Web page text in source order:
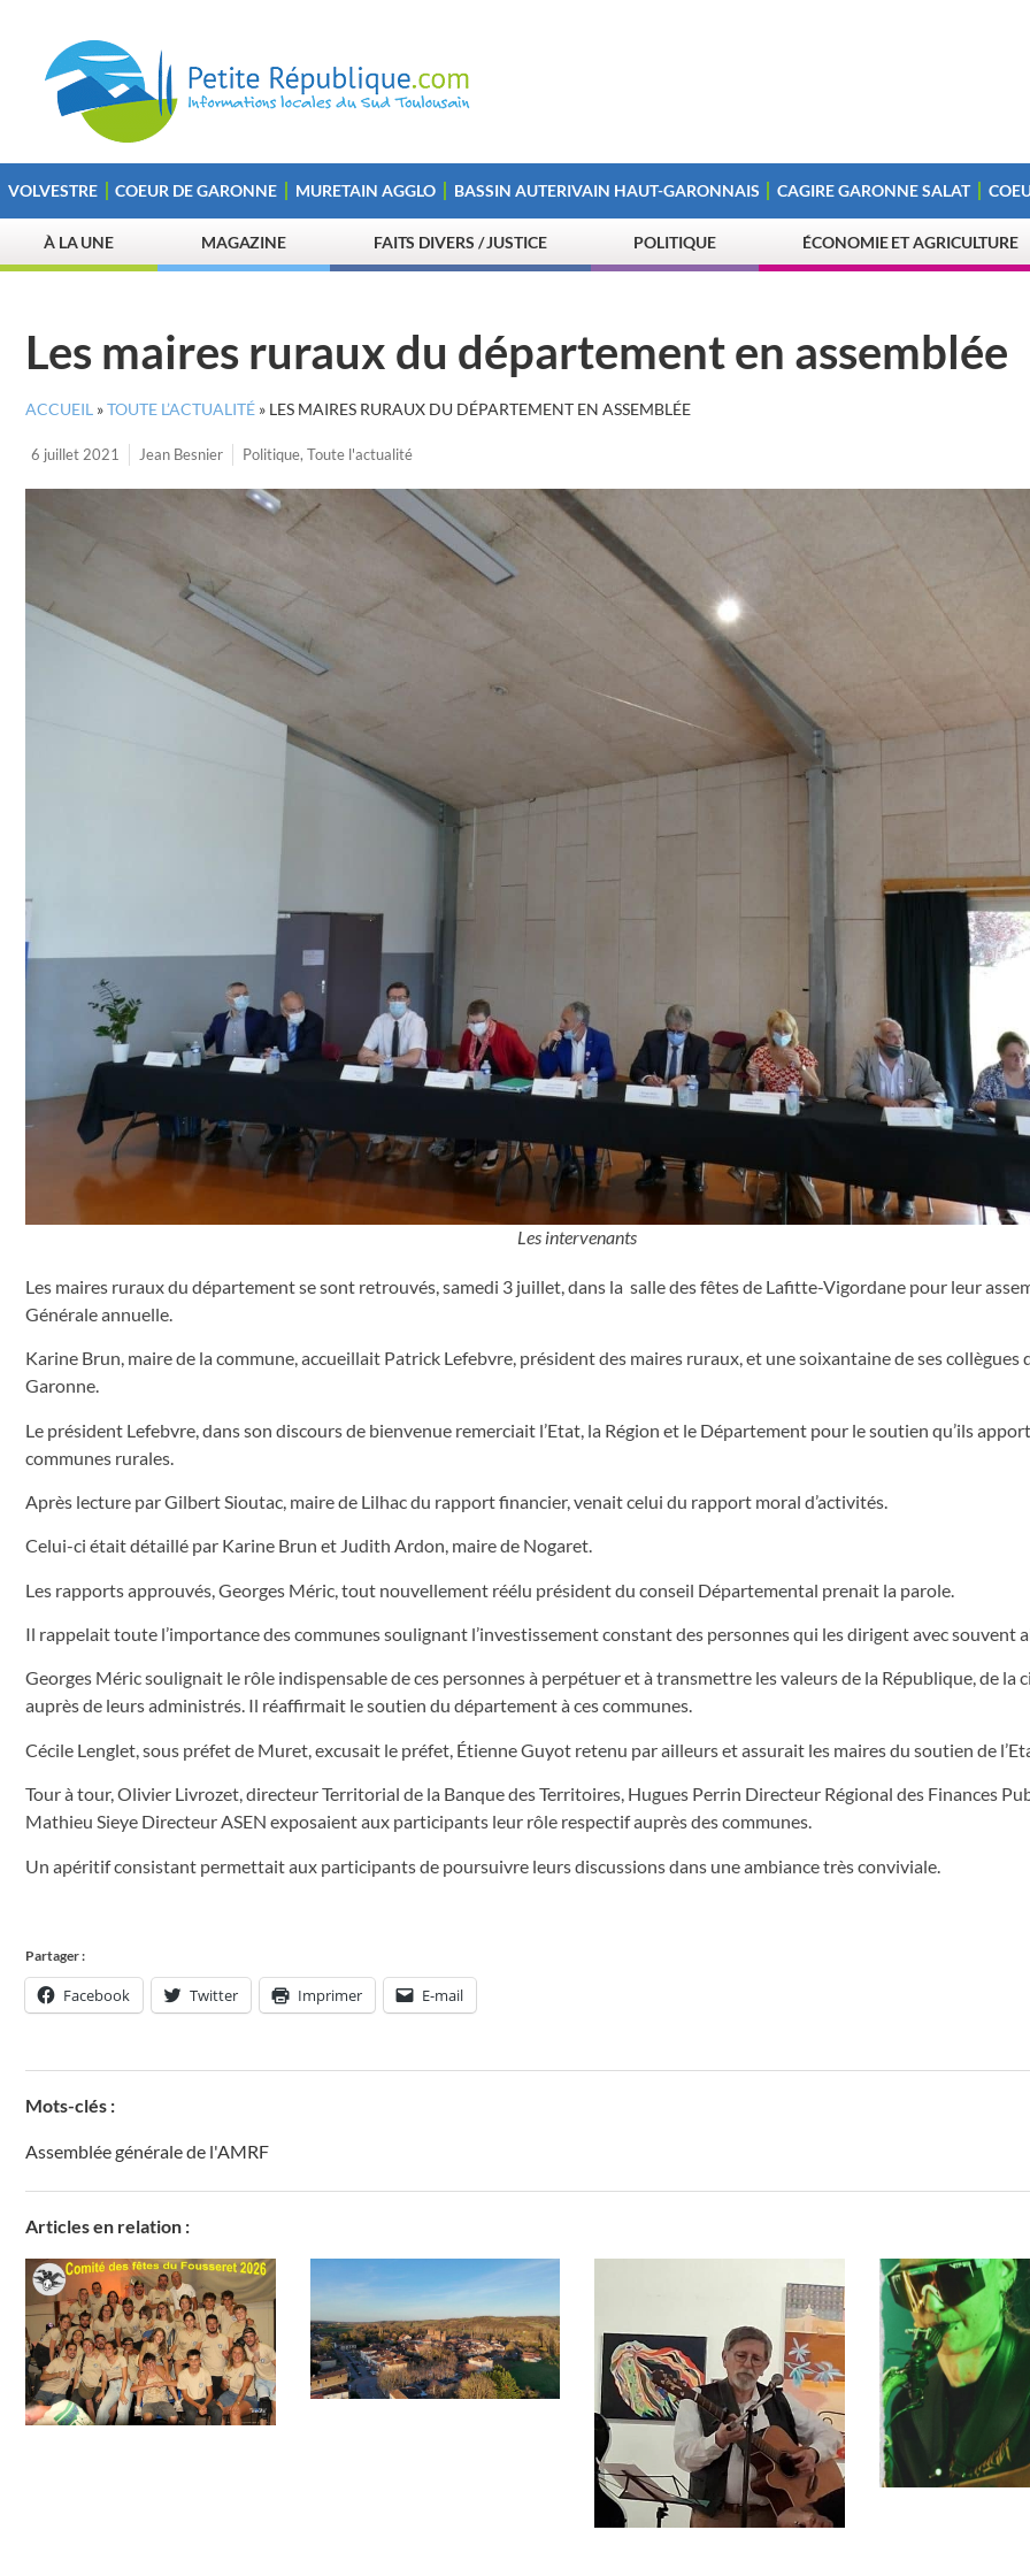
VOLVESTRE COEUR DE GARONNE MURETAIN AGGLO BASSIN AUTERIVAIN HAUT-GARONNAIS CAGIRE GARONNE SALAT
À LA UNE MAGAZINE FAITS DIVERS / JUSTICE POLITIQUE ÉCONOMIE ET AGRICULTURE
Les maires ruraux du département en assemblée
ACCUEIL »TOUTE L’ACTUALITÉ » LES MAIRES RURAUX DU DÉPARTEMENT EN ASSEMBLÉE
6 juillet 2021 Jean Besnier Politique, Toute l'actualité
Les intervenants
Les maires ruraux du département se sont retrouvés, samedi 3 juillet, dans la salle des fêtes de Lafitte-Vigordane pour leur
Générale annuelle.
Karine Brun, maire de la commune, accueillait Patrick Lefebvre, président des maires ruraux, et une soixantaine de ses collègues
Garonne.
Le président Lefebvre, dans son discours de bienvenue remerciait l’Etat, la Région et le Département pour le soutien qu’ils
communes rurales.
Après lecture par Gilbert Sioutac, maire de Lilhac du rapport financier, venait celui du rapport moral d’activités.
Celui-ci était détaillé par Karine Brun et Judith Ardon, maire de Nogaret.
Les rapports approuvés, Georges Méric, tout nouvellement réélu président du conseil Départemental prenait la parole.
Il rappelait toute l’importance des communes soulignant l’investissement constant des personnes qui les dirigent avec souvent
Georges Méric soulignait le rôle indispensable de ces personnes à perpétuer et à transmettre les valeurs de la République, de la
auprès de leurs administrés. Il réaffirmait le soutien du département à ces communes.
Cécile Lenglet, sous préfet de Muret, excusait le préfet, Étienne Guyot retenu par ailleurs et assurait les maires du soutien de
Tour à tour, Olivier Livrozet, directeur Territorial de la Banque des Territoires, Hugues Perrin Directeur Régional des Finances
Mathieu Sieye Directeur ASEN exposaient aux participants leur rôle respectif auprès des communes.
Un apéritif consistant permettait aux participants de poursuivre leurs discussions dans une ambiance très conviviale.
Partager :
Facebook Twitter Imprimer E-mail
Mots-clés :
Assemblée générale de l'AMRF
Articles en relation :